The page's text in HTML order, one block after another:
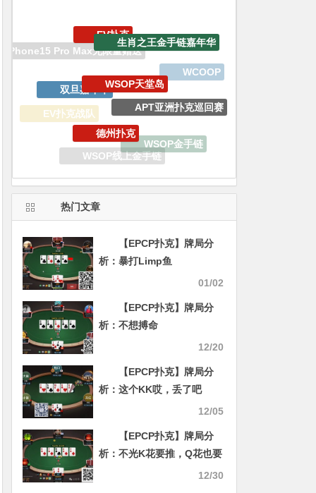
生肖之王金手链嘉年华
WCOOP
EV扑克战队
双旦嘉年华
WSOP天堂岛
APT亚洲扑克巡回赛
WSOP线上金手链
德州扑克
热门文章
【EPCP扑克】牌局分
析：暴打Limp鱼
01/02
【EPCP扑克】牌局分
析：不想搏命
12/20
【EPCP扑克】牌局分
析：这个KK哎，丢了吧
12/05
【EPCP扑克】牌局分
析：不光K花要推，Q花也要
12/30